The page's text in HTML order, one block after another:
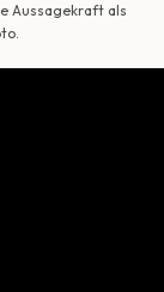
Aussagekraft als